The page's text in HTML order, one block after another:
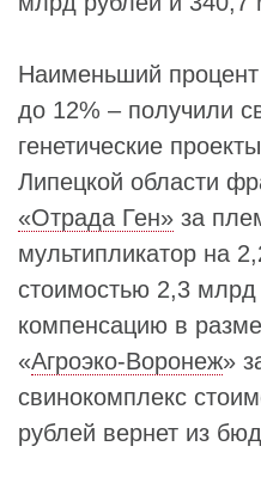
Наименьший
до 12% – получили
генетические
Липецкой области
«Отрада Ген» за
мультипликатор на
стоимостью 2,3 млрд
компенсацию в
«Агроэко-Воронеж»
свинокомплекс
рублей вернет из